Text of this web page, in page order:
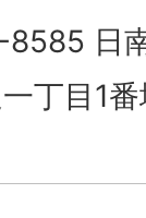
8585 日
丁目1